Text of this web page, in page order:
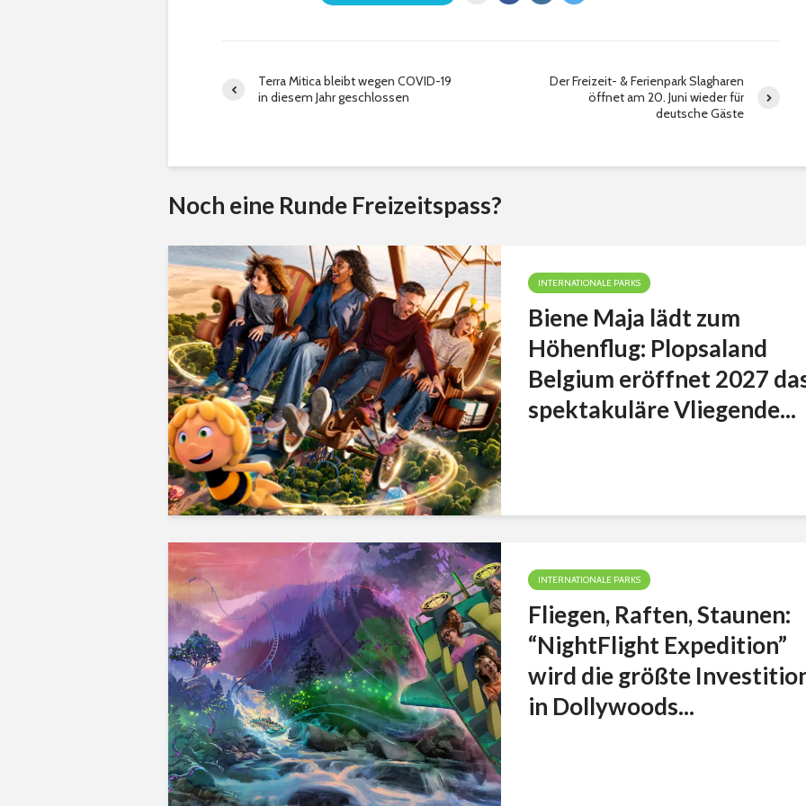
Terra Mitica bleibt wegen COVID-19
in diesem Jahr geschlossen
Der Freizeit- & Ferienpark Slagharen
öffnet am 20. Juni wieder für
deutsche Gäste
Noch eine Runde Freizeitspass?
INTERNATIONALE PARKS
Biene Maja lädt zum
Höhenflug: Plopsaland
Belgium eröffnet 2027
spektakuläre Vliegende...
INTERNATIONALE PARKS
Fliegen, Raften, Staunen:
“NightFlight Expedition”
wird die größte
in Dollywoods...